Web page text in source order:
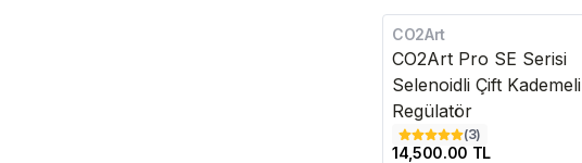
Kargo Bedava
CO2Art
CO2Art Pro SE Serisi
Selenoidli Çift Kademeli
Regülatör
(3)
14,500.00 TL